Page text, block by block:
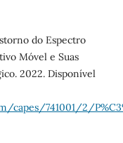
do Espectro
Móvel e Suas
2022. Disponível
capes/741001/2/